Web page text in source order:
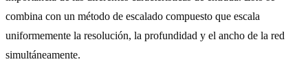
combina con un método de escalado compuesto que escala
uniformemente la resolución, la profundidad y el ancho de la red
simultáneamente.